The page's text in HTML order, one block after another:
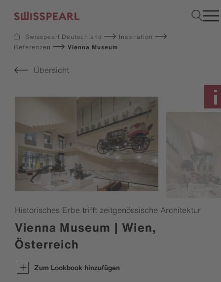
Services
Unternehmen
Inspiration
Musterbestellung
Fassade
Dach
Solar
Bauplatten
Downloads
Swisspearl Deutschland
Inspiration
Referenzen
Vienna Museum
Übersicht
Historisches Erbe trifft zeitgenössische Architektur
Vienna Museum | Wien,
Österreich
Zum Lookbook hinzufügen